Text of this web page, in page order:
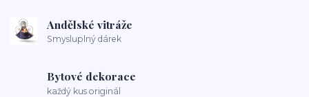
Andělské vitráže
Smysluplný dárek
Bytové dekorace
každý kus originál